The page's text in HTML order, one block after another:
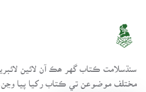
مختلف موضوعن تي ڪتاب رکيا پيا وڃن.